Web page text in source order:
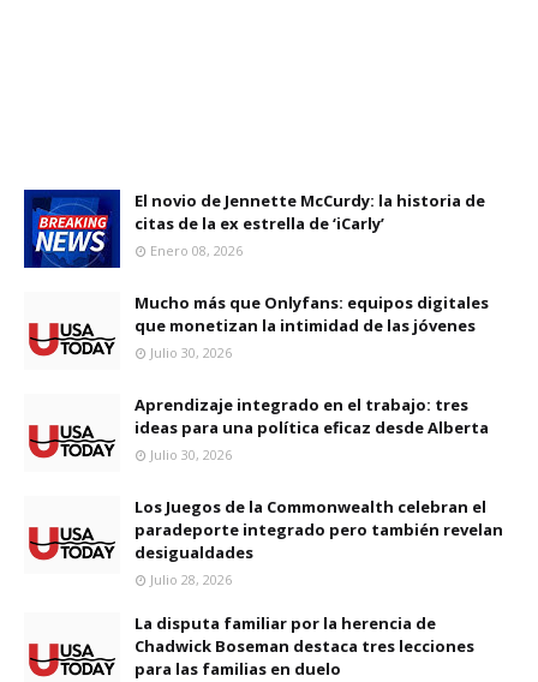
El novio de Jennette McCurdy: la historia de
citas de la ex estrella de ‘iCarly’
Enero 08, 2026
Mucho más que Onlyfans: equipos digitales
que monetizan la intimidad de las jóvenes
Julio 30, 2026
Aprendizaje integrado en el trabajo: tres
ideas para una política eficaz desde Alberta
Julio 30, 2026
Los Juegos de la Commonwealth celebran el
paradeporte integrado pero también revelan
desigualdades
Julio 28, 2026
La disputa familiar por la herencia de
Chadwick Boseman destaca tres lecciones
para las familias en duelo